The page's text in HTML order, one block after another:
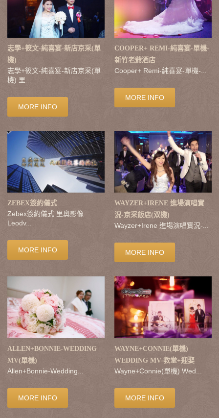
志學+筱文-純喜宴-新店京采(單
機)
志學+筱文-純喜宴-新店京采(單
機) 里...
MORE INFO
COOPER+ REMI-純喜宴-單機-
新竹老爺酒店
Cooper+ Remi-純喜宴-單機-...
MORE INFO
ZEBEX簽約儀式
Zebex簽約儀式 里奧影像
Leodv...
MORE INFO
WAYZER+IRENE 進場演唱實
況-京采飯店(双機)
Wayzer+Irene 進場演唱實況-...
MORE INFO
ALLEN+BONNIE-WEDDING
MV(單機)
Allen+Bonnie-Wedding...
MORE INFO
WAYNE+CONNIE(單機)
WEDDING MV-教堂+迎娶
Wayne+Connie(單機) Wed...
MORE INFO